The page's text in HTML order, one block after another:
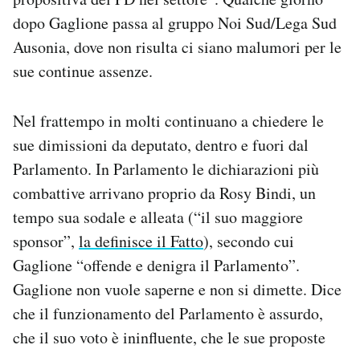
dopo Gaglione passa al gruppo Noi Sud/Lega Sud
Ausonia, dove non risulta ci siano malumori per le
sue continue assenze.
Nel frattempo in molti continuano a chiedere le
sue dimissioni da deputato, dentro e fuori dal
Parlamento. In Parlamento le dichiarazioni più
combattive arrivano proprio da Rosy Bindi, un
tempo sua sodale e alleata (“il suo maggiore
sponsor”, la definisce il Fatto), secondo cui
Gaglione “offende e denigra il Parlamento”.
Gaglione non vuole saperne e non si dimette. Dice
che il funzionamento del Parlamento è assurdo,
che il suo voto è ininfluente, che le sue proposte